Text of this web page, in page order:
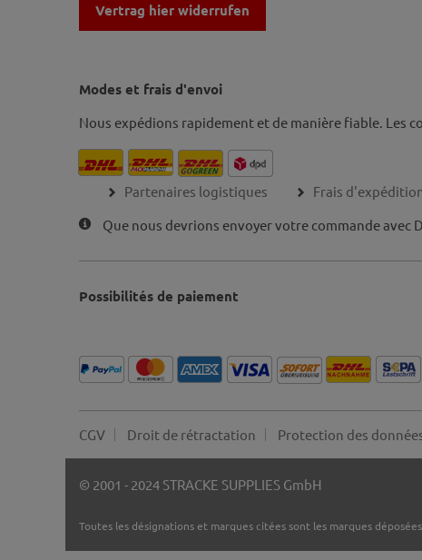
Vertrag hier widerrufen
Modes et frais d'envoi
Nous expédions rapidement et de manière fiable. Les
Partenaires logistiques Frais
Que nous devrions envoyer votre commande avec
Possibilités de paiement
CGV Droit de rétractation Protection des
© 2001 - 2024 STRACKE SUPPLIES GmbH
Toutes les désignations et marques citées sont les marques